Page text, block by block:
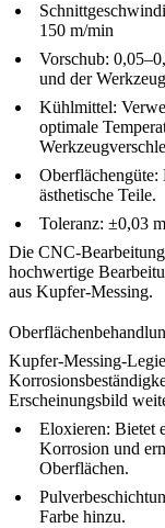
150 m/min
Vorschub:
und der
Kühlmittel:
optimale
Oberflächengüte:
ästhetische Teile.
Toleranz: ±0,03
Die CNC-
hochwertige
aus Kupfer-Messing.
Kupfer-Messing-
Erscheinungsbild
Eloxieren: Bietet
Korrosion und
Oberflächen.
Farbe hinzu.